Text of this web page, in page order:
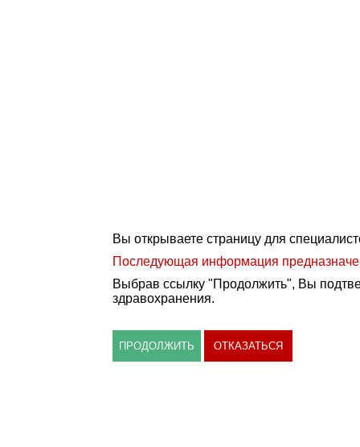
Вы открываете страницу для
Последующая информация
Выбрав ссылку "Продолжить", Вы
здравохранения.
ПРОДОЛЖИТЬ ОТКАЗАТЬСЯ